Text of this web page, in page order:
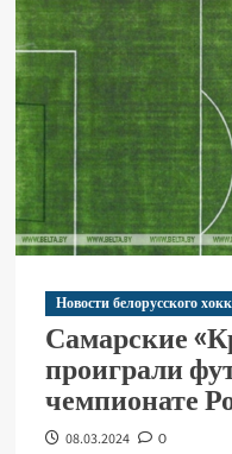
Новости белорусского
Самарские
проиграли
чемпионате
08.03.2024 0